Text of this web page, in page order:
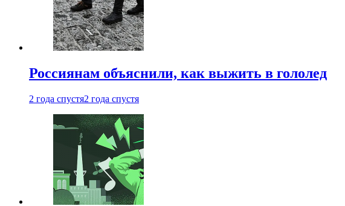
Россиянам объяснили, как выжить в гололед
2 года спустя2 года спустя